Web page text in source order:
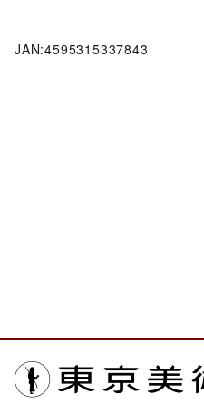
JAN:4595315337843